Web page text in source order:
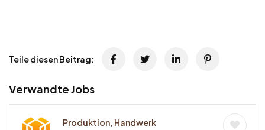
Teile diesen Beitrag:
Verwandte Jobs
Produktion, Handwerk